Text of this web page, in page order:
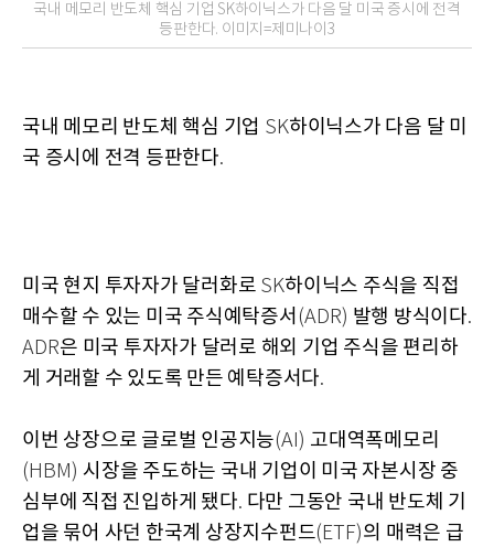
국내 메모리 반도체 핵심 기업 SK하이닉스가 다음 달 미국 증시에 전격
등판한다. 이미지=제미나이3
국내 메모리 반도체 핵심 기업 SK하이닉스가 다음 달 미
국 증시에 전격 등판한다.
미국 현지 투자자가 달러화로 SK하이닉스 주식을 직접
매수할 수 있는 미국 주식예탁증서 (ADR) 발행 방식이다.
ADR은 미국 투자자가 달러로 해외 기업 주식을 편리하
게 거래할 수 있도록 만든 예탁증서다.
이번 상장으로 글로벌 인공지능(AI) 고대역폭메모리
(HBM) 시장을 주도하는 국내 기업이 미국 자본시장 중
심부에 직접 진입하게 됐다. 다만 그동안 국내 반도체 기
업을 묶어 사던 한국계 상장지수펀드(ETF)의 매력은 급